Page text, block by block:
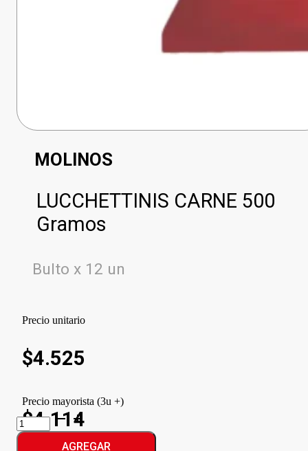
MOLINOS
LUCCHETTINIS CARNE 500
Gramos
Bulto x 12 un
Precio unitario
$4.525
Precio mayorista (3u +)
$4.114
LUCCHETTINIS
CARNE
cantidad
AGREGAR